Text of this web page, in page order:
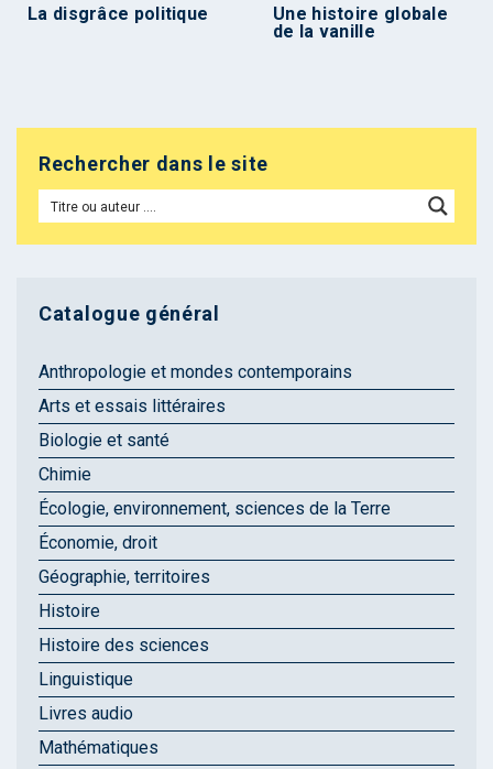
La disgrâce politique
Une histoire globale
de la vanille
Rechercher dans le site
Catalogue général
Anthropologie et mondes contemporains
Arts et essais littéraires
Biologie et santé
Chimie
Écologie, environnement, sciences de la Terre
Économie, droit
Géographie, territoires
Histoire
Histoire des sciences
Linguistique
Livres audio
Mathématiques